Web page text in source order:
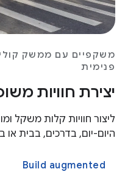
משקפיים עם ממשק
פנימית
יצירת חוויות
ליצור חוויות קלות משקל
היום-יום, בדרכים, בבית או
Build augmented